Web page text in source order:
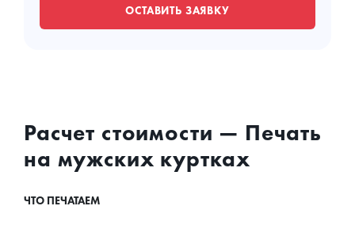
ОСТАВИТЬ ЗАЯВКУ
Расчет стоимости — Печать
на мужских куртках
ЧТО ПЕЧАТАЕМ